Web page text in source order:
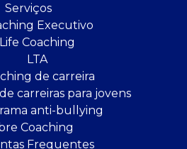
Serviços
Executivo
Life Coaching
LTA
de carreira
carreiras para jovens
anti-bullying
Coaching
Frequentes